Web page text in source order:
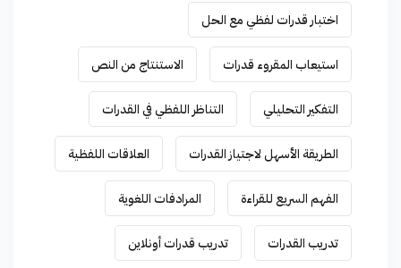
اختبار قدرات لفظي مع الحل
استيعاب المقروء قدرات الاستنتاج من النص
التفكير التحليلي التناظر اللفظي في القدرات
الطريقة الأسهل لاجتياز القدرات العلاقات اللفظية
الفهم السريع للقراءة المرادفات اللغوية
تدريب القدرات تدريب قدرات أونلاين